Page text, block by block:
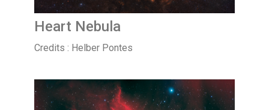
Heart Nebula
Credits : Helber Pontes